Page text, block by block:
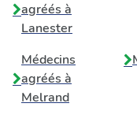
agréés à
Lanester
Médecins
agréés à
Melrand